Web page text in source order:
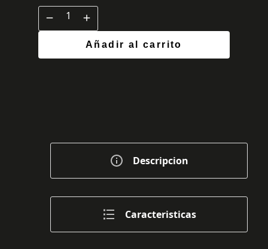
Añadir al carrito
Descripcion
Caracteristicas